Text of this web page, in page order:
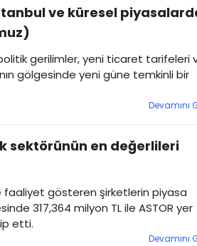
ve küresel
gerilimler, yeni ticaret tarifeleri
gölgesinde yeni güne temkinli bir
Devamını
sektörünün en değerlileri
faaliyet gösteren şirketlerin piyasa
317,364 milyon TL ile ASTOR yer
etti.
Devamını